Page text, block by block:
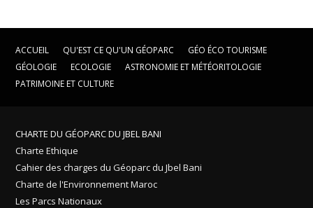
ACCUEIL QU'EST CE QU'UN GÉOPARC
GÉO ÉCO TOURISME
GÉOLOGIE
ECOLOGIE
ASTRONOMIE ET MÉTÉORITOLOGIE
PATRIMOINE ET CULTURE
CHARTE DU GÉOPARC DU JBEL BANI
Charte Ethique
Cahier des charges du Géoparc du Jbel Bani
Charte de l'Environnement Maroc
Les Parcs Nationaux